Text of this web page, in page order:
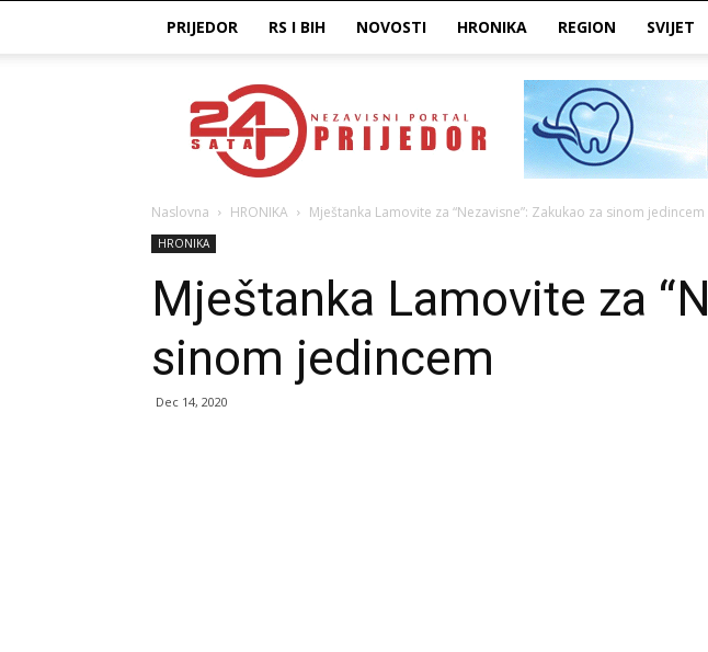
PRIJEDOR RS I BIH NOVOSTI HRONIKA REGION SVIJET
Prijedor24H
Naslovna HRONIKA Mještanka Lamovite za “Nezavisne”: Zakukao za sinom jedincem
HRONIKA
Mještanka Lamovite za
sinom jedincem
Dec 14, 2020